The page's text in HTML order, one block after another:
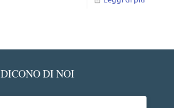
DICONO DI NOI